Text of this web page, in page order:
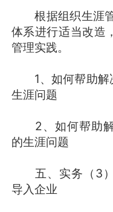
根据组织生涯管
体系进行适当改造
管理实践。
1、如何帮助解
生涯问题
2、如何帮助解
的生涯问题
五、实务（3）
导入企业